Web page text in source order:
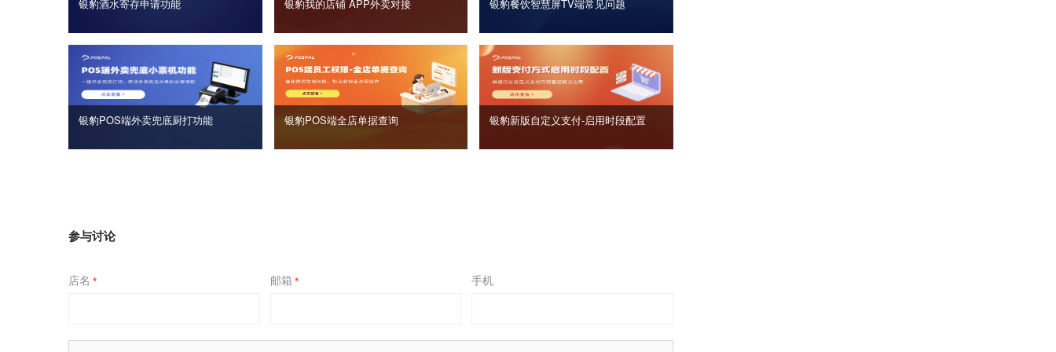
银豹酒水寄存申请功能 银豹我的店铺 APP外卖对接 银豹餐饮智慧屏TV端常见问题
银豹POS端外卖兜底厨打功能 银豹POS端全店单据查询 银豹新版自定义支付‑启用时段配置
参与讨论
店名 * 邮箱 * 手机